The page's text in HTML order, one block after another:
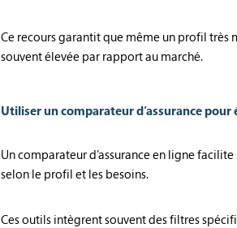
Ce recours garantit que même un profil très
souvent élevée par rapport au marché.
Utiliser un comparateur d’assurance pour
Un comparateur d’assurance en ligne
selon le profil et les besoins.
Ces outils intègrent souvent des filtres